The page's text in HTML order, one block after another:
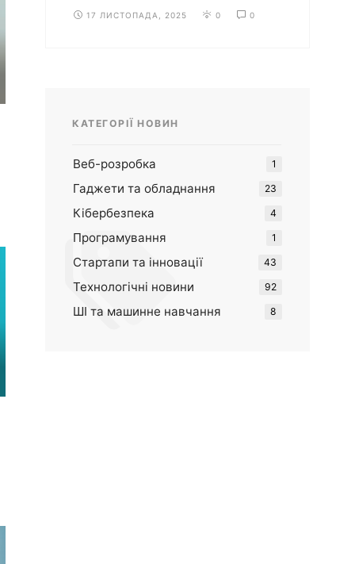
17 ЛИСТОПАДА, 2025 0 0
КАТЕГОРІЇ НОВИН
Веб-розробка 1
Гаджети та обладнання 23
Кібербезпека 4
Програмування 1
Стартапи та інновації 43
Технологічні новини 92
ШІ та машинне навчання 8